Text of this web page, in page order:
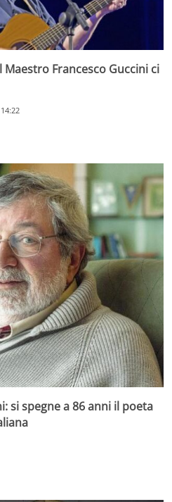
Francesco Guccini ci
si spegne a 86 anni il poeta